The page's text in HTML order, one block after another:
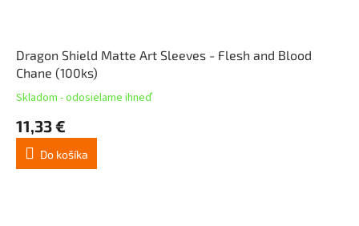
Dragon Shield Matte Art Sleeves - Flesh and Blood
Chane (100ks)
Skladom - odosielame ihneď
11,33 €
Do košíka